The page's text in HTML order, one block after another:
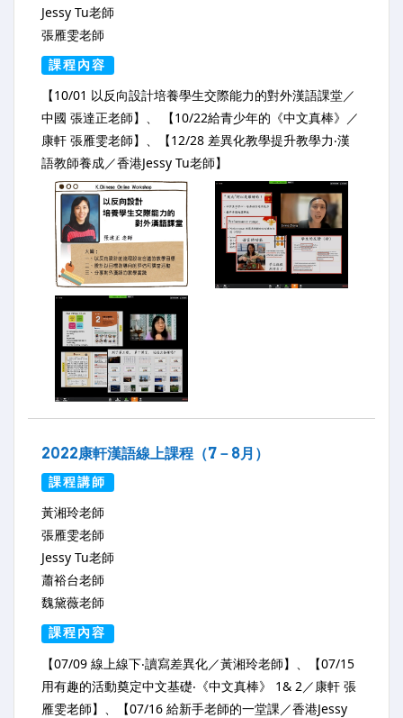
Jessy Tu老師
張雁雯老師
課程內容
【10/01 以反向設計培養學生交際能力的對外漢語課堂／
中國 張達正老師】、 【10/22給青少年的《中文真棒》／
康軒 張雁雯老師】、【12/28 差異化教學提升教學力‧漢
語教師養成／香港Jessy Tu老師】
2022康軒漢語線上課程（7－8月）
課程講師
黃湘玲老師
張雁雯老師
Jessy Tu老師
蕭裕台老師
魏黛薇老師
課程內容
【07/09 線上線下‧讀寫差異化／黃湘玲老師】、【07/15
用有趣的活動奠定中文基礎‧《中文真棒》 1& 2／康軒 張
雁雯老師】、【07/16 給新手老師的一堂課／香港Jessy